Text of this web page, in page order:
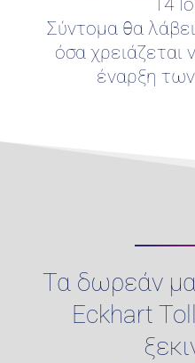
Σύντομα θα
όσα χρειάζεται
έναρξη
Τα δωρεάν
Eckhart